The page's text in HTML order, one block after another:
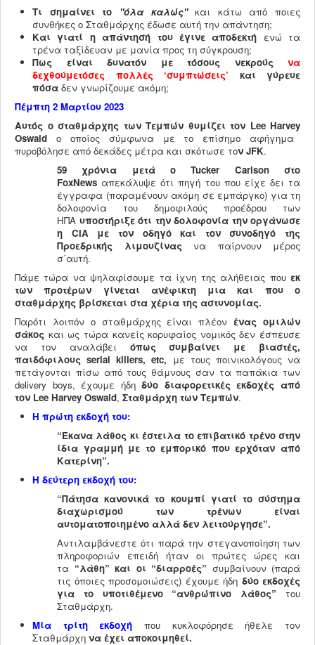
Τι σημαίνει το "όλα καλώς" και κάτω από ποιες
συνθήκες ο Σταθμάρχης έδωσε αυτή την απάντηση;
Και γιατί η απάντησή του έγινε αποδεκτή ενώ τα
τρένα ταξίδευαν με μανία προς τη σύγκρουση;
Πως είναι δυνατόν με τόσους νεκρούς να
δεχθούμετόσες πολλές ‘συμπτώσεις’ και γύρευε
πόσα δεν γνωρίζουμε ακόμη;
Πέμπτη 2 Μαρτίου 2023
Αυτός ο σταθμάρχης των Τεμπών θυμίζει τον LeeHarvey
Oswald o οποίος σύμφωνα με το επίσημο αφήγημα
πυροβόλησε από δεκάδες μέτρα και σκότωσε τον JFK.
59 χρόνια μετά ο Tucker Carlsonστο
FoxNews απεκάλυψε ότι πηγή του που είχε δει τα
έγγραφα (παραμένουν ακόμη σε εμπάργκο) για τη
δολοφονία του δημοφιλούς προέδρου των
ΗΠΑ υποστήριξε ότι την δολοφονία την οργάνωσε
η CIA
με τον
οδηγό και τον συνοδηγό της
Προεδρικής λιμουζίνας να παίρνουν μέρος
σ΄αυτή.
Πάμε τώρα να ψηλαφίσουμε τα ίχνη της αλήθειας που εκ
των προτέρων γίνεται ανέφικτη μια και που ο
σταθμάρχης βρίσκεται στα χέρια της αστυνομίας.
Παρότι λοιπόν ο σταθμάρχης είναι πλέονένας ομιλών
σάκος και ως τώρα κανείς κορυφαίος νομικός δεν έσπευσε
να τον αναλάβει όπως συμβαίνει με βιαστές,
παιδόφιλους serial killers, etc, με τους ποινικολόγους να
πετάγονται πίσω από τους θάμνους σαν τα παπάκια των
delivery boys, έχουμε ήδηδύο διαφορετικές εκδοχές από
τον Lee Harvey Oswald, Σταθμάρχη των Τεμπών.
Η πρώτη εκδοχή του:
“Έκανα λάθος κι έστειλα το επιβατικό τρένο στην
ίδια γραμμή με το εμπορικό που ερχόταν από
Κατερίνη”.
Η δεύτερη εκδοχή του:
“Πάτησα κανονικά το κουμπί γιατί το σύστημα
διαχωρισμού των τρένων είναι
αυτοματοποιημένο αλλά δεν λειτούργησε”.
Αντιλαμβάνεστε ότι παρά την στεγανοποίηση των
πληροφοριών επειδή ήταν οι πρώτες ώρες και
τα “λάθη” και οι “διαρροές” συμβαίνουν (παρά
τις όποιες προσομοιώσεις) έχουμε ήδη δύο εκδοχές
για το υποτιθέμενο “ανθρώπινο λάθος” του
Σταθμάρχη.
Μία τρίτη εκδοχή που κυκλοφόρησε ήθελε τον
Σταθμάρχη να έχει αποκοιμηθεί.